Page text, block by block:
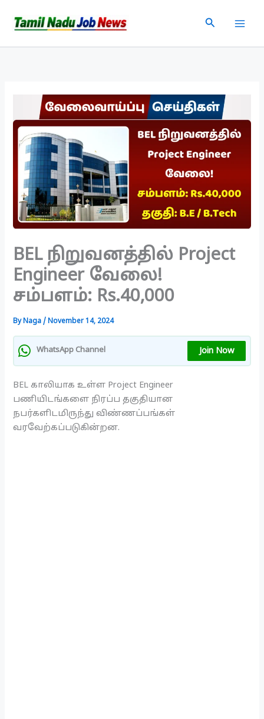
Search
BEL நிறுவனத்தில் Project
Engineer வேலை!
சம்பளம்: Rs.40,000
ByNaga/November 14, 2024
WhatsApp Channel Join Now
BEL காலியாக உள்ள Project Engineer
பணியிடங்களை நிரப்ப தகுதியான
நபர்களிடமிருந்து விண்ணப்பங்கள்
வரவேற்கப்படுகின்றன.